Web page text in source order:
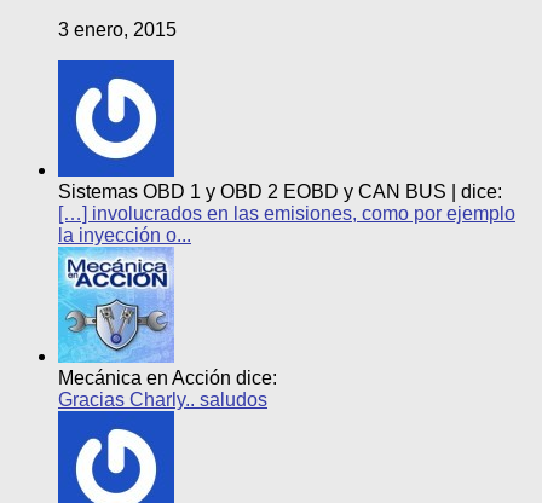
3 enero, 2015
Sistemas OBD 1 y OBD 2 EOBD y CAN BUS | dice:
[…] involucrados en las emisiones, como por ejemplo
la inyección o...
Mecánica en Acción dice:
Gracias Charly.. saludos